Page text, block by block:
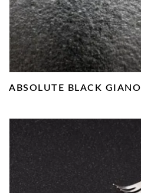
ABSOLUTE BLACK GIANO